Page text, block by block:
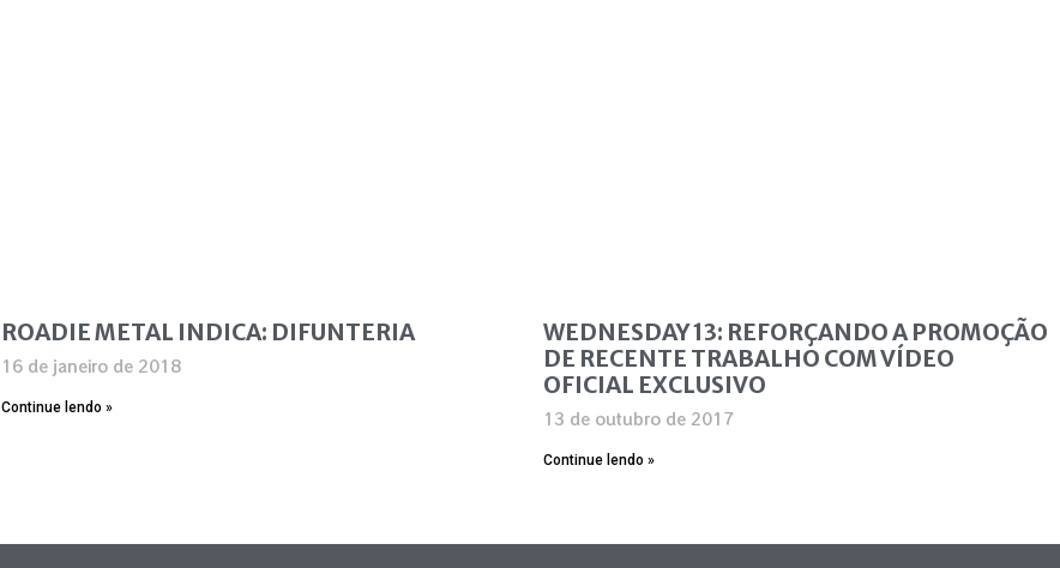
ROADIE METAL INDICA: DIFUNTERIA
16 de janeiro de 2018
Continue lendo »
WEDNESDAY 13: REFORÇANDO A PROMOÇÃO
DE RECENTE TRABALHO COM VÍDEO
OFICIAL EXCLUSIVO
13 de outubro de 2017
Continue lendo »